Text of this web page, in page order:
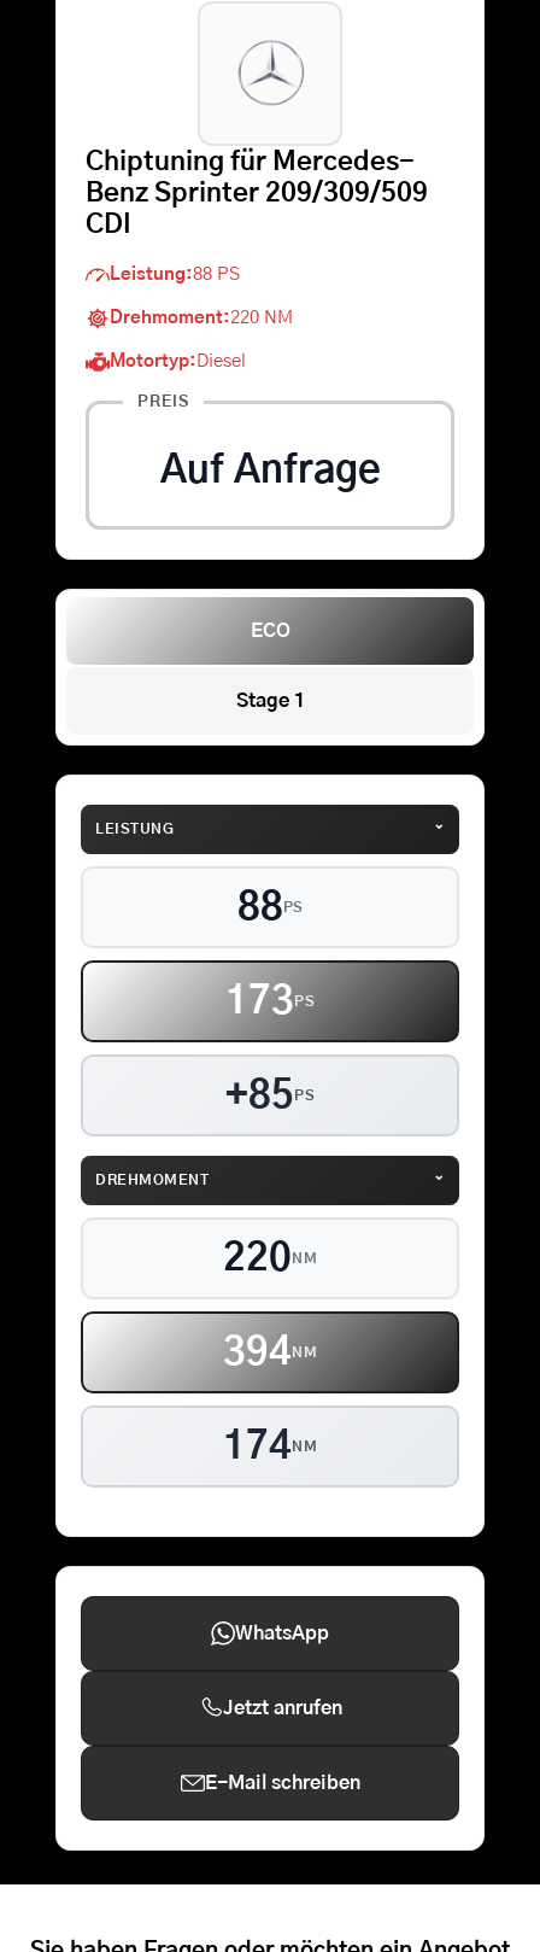
Warenkorb
Chiptuning für Mercedes-
Benz Sprinter 209/309/509
CDI
Leistung:88 PS
Drehmoment: 220 NM
Motortyp: Diesel
PREIS
Auf Anfrage
ECO
Stage 1
LEISTUNG ⌄
88 PS
173 PS
+85 PS
DREHMOMENT ⌄
220 NM
394 NM
174NM
WhatsApp
Jetzt anrufen
E-Mail schreiben